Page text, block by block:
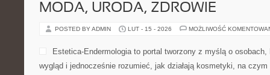
MODA, URODA, ZDROWIE
POSTED BY ADMIN LUT - 15 - 2026 MOŻLIWOŚĆ
Estetica-Endermologia to portal tworzony z myślą o
wygląd i jednocześnie rozumieć, jak działają kosmetyki, na